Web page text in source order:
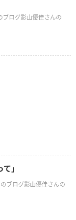
ログ影山優佳さんの
」
ブログ影山優佳さんの